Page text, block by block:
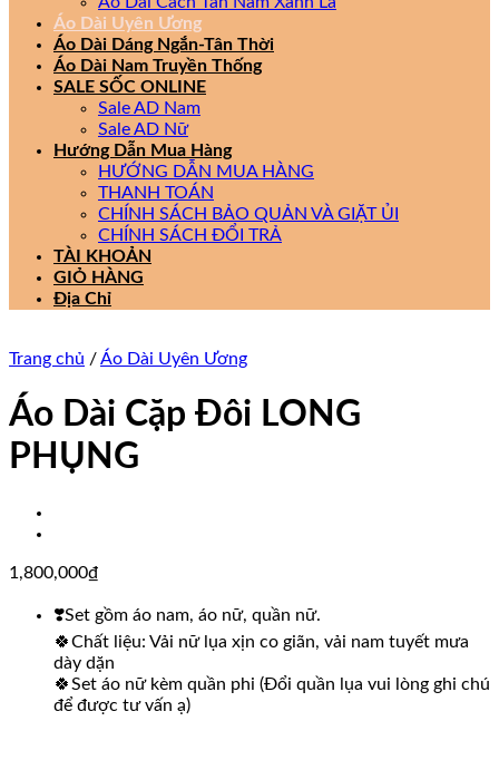
Áo Dài Uyên Ương
Áo Dài Dáng Ngắn-Tân Thời
Áo Dài Nam Truyền Thống
SALE SỐC ONLINE
Sale AD Nam
Sale AD Nữ
Hướng Dẫn Mua Hàng
HƯỚNG DẪN MUA HÀNG
THANH TOÁN
CHÍNH SÁCH BẢO QUẢN VÀ GIẶT ỦI
CHÍNH SÁCH ĐỔI TRẢ
TÀI KHOẢN
GIỎ HÀNG
Địa Chỉ
Trang chủ /Áo Dài Uyên Ương
Áo Dài Cặp Đôi LONG
PHỤNG
1,800,000₫
❣️Set gồm áo nam, áo nữ, quần nữ.
🍀Chất liệu: Vải nữ lụa xịn co giãn, vải nam tuyết mưa
dày dặn
🍀Set áo nữ kèm quần phi (Đổi quần lụa vui lòng ghi chú
để được tư vấn ạ)